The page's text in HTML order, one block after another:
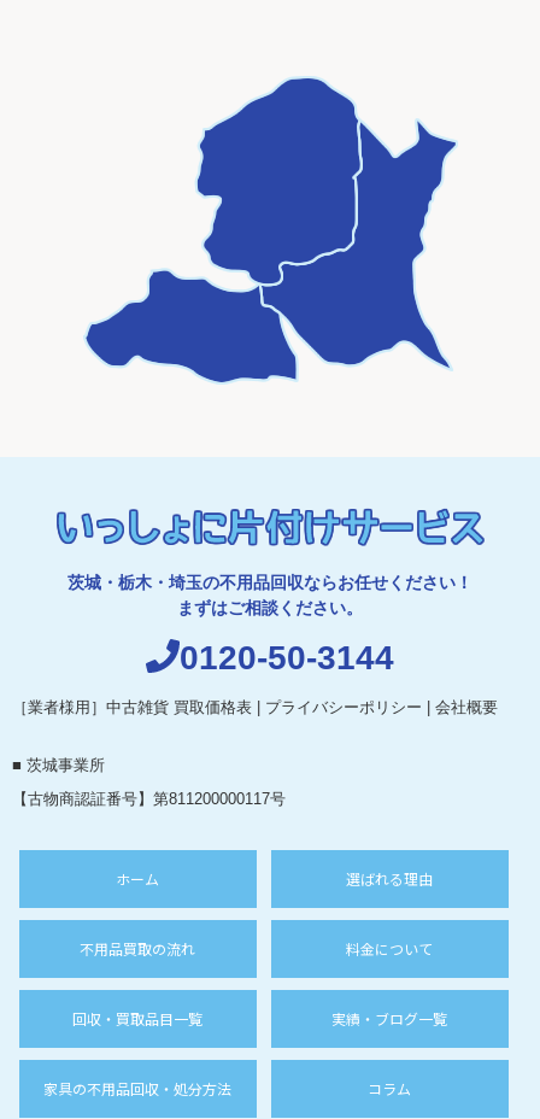
茨城・栃木・埼玉の不用品回収ならお任せください！
まずはご相談ください。
0120-50-3144
［業者様用］中古雑貨 買取価格表 プライバシーポリシー 会社概要
■ 茨城事業所
【古物商認証番号】第811200000117号
ホーム 選ばれる理由
不用品買取の流れ 料金について
回収・買取品目一覧
家具の不用品回収・処分方法
実績・ブログ一覧
コラム